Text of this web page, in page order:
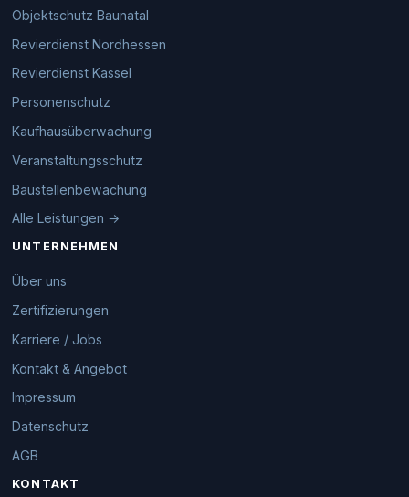
Objektschutz Baunatal
Revierdienst Nordhessen
Revierdienst Kassel
Personenschutz
Kaufhausüberwachung
Veranstaltungsschutz
Baustellenbewachung
Alle Leistungen →
UNTERNEHMEN
Über uns
Zertifizierungen
Karriere / Jobs
Kontakt & Angebot
Impressum
Datenschutz
AGB
KONTAKT